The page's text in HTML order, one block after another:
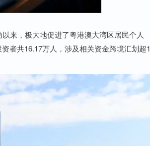
来，极大地促进了粤港澳大湾区居民个人
者共16.17万人，涉及相关资金跨境汇划超1